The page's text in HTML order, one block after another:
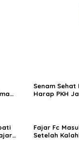
Senam Sehat
Harap PKH
Fajar Fc
Setelah